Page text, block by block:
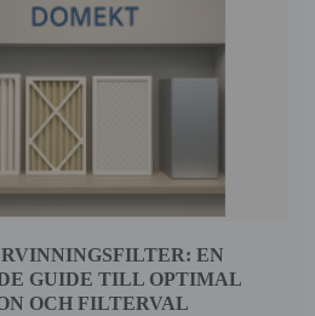
EN
GUIDE TILL OPTIMAL
OCH FILTERVAL